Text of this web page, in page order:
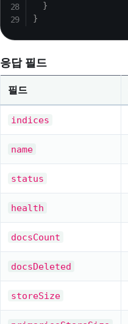
}
}
응답 필드
필드
indices
name
status
health
docsCount
docsDeleted
storeSize